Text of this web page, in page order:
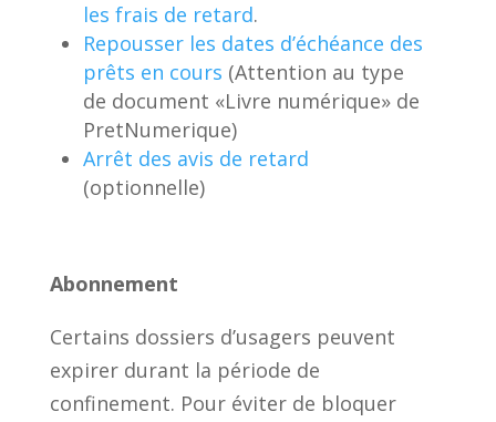
les frais de retard.
Repousser les dates d’échéance des
prêts en cours (Attention au type
de document «Livre numérique» de
PretNumerique)
Arrêt des avis de retard
(optionnelle)
Abonnement
Certains dossiers d’usagers peuvent
expirer durant la période de
confinement. Pour éviter de bloquer